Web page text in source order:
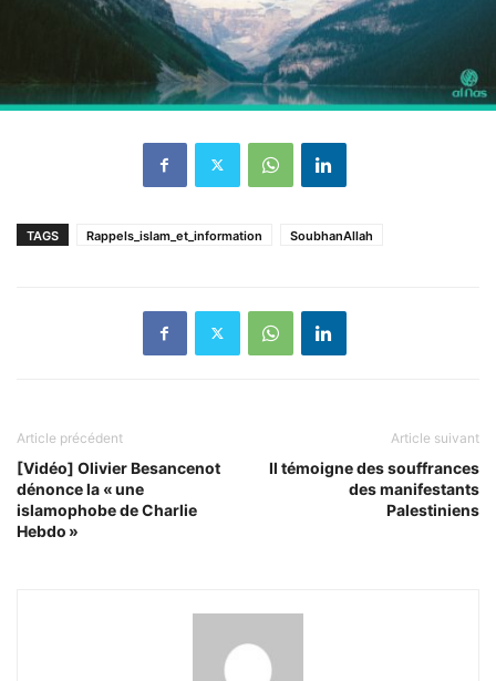
TAGS Rappels_islam_et_information SoubhanAllah
Article précédent
[Vidéo] Olivier Besancenot
dénonce la « une
islamophobe de Charlie
Hebdo »
Article suivant
Il témoigne des souffrances
des manifestants
Palestiniens